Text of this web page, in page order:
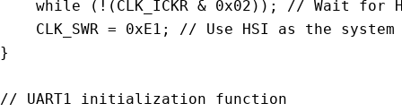
while
( ! ( CLK_ICKR & 0x02 ) ) ;
// Wait for
    CLK_SWR
= 0xE1 ;
// Use HSI as the
}
// UART1 initialization function